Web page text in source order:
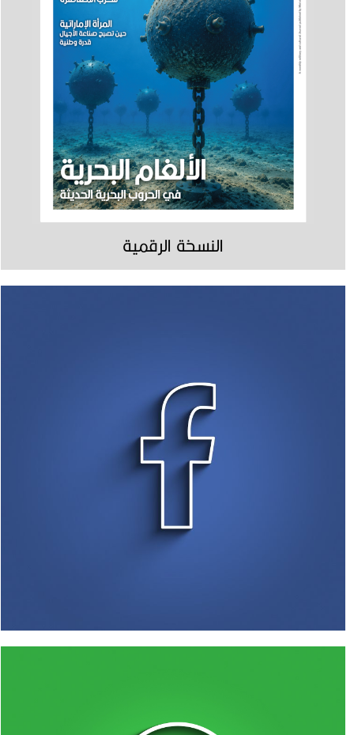
النسخة الرقمية